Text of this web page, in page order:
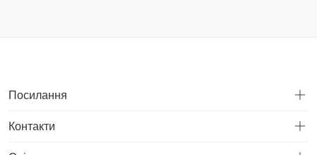
Посилання
Контакти